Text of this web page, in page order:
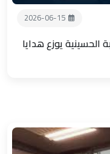
2026-06-15
الحسينية يوزع هدايا